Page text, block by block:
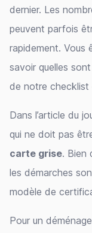
dernier. Les
peuvent parfois
rapidement. Vous
savoir quelles
de notre
Dans l’article du
qui ne doit pas
carte grise. Bien
les démarches
modèle de
Pour un